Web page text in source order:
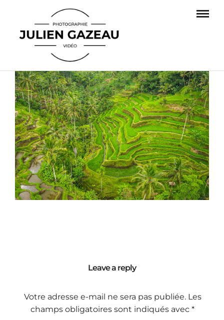
Leave a reply
Votre adresse e-mail ne sera pas publiée. Les
champs obligatoires sont indiqués avec*